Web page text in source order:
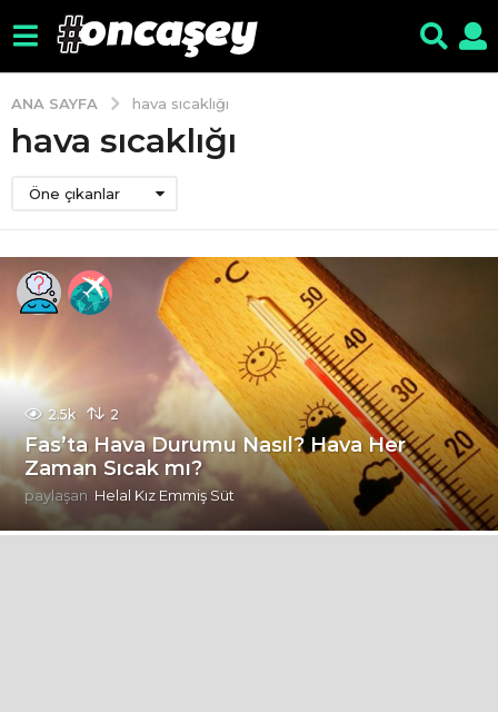
ANA SAYFA hava sıcaklığı
hava sıcaklığı
Öne çıkanlar
2.5k 2
Fas’ta Hava Durumu Nasıl? Hava Her
Zaman Sıcak mı?
paylaşan Helal Kız Emmiş Süt